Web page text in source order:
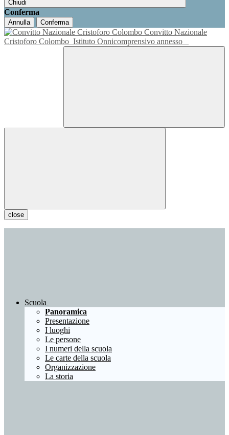
Chiudi
Conferma
Annulla Conferma
Convitto Nazionale
Cristoforo Colombo Istituto Onnicomprensivo annesso
close
Scuola
Panoramica
Presentazione
I luoghi
Le persone
I numeri della scuola
Le carte della scuola
Organizzazione
La storia